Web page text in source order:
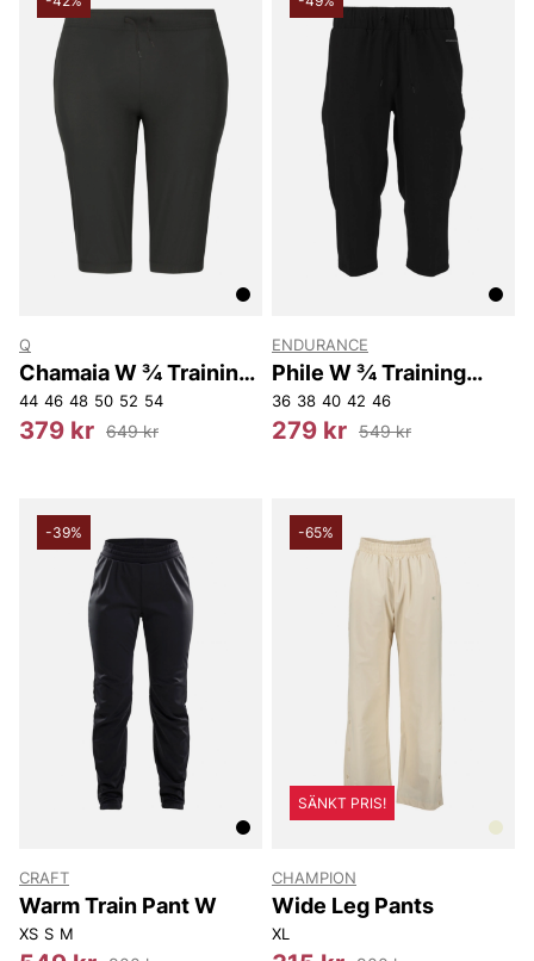
Q
Chamaia W ¾ Training
Pants
44 46 48 50 52 54
379 kr 649 kr
ENDURANCE
Phile W ¾ Training
Pants
36 38 40 42 46
279 kr 549 kr
-39%
CRAFT
Warm Train Pant W
XS S M
-65%
SÄNKT PRIS!
CHAMPION
Wide Leg Pants
XL